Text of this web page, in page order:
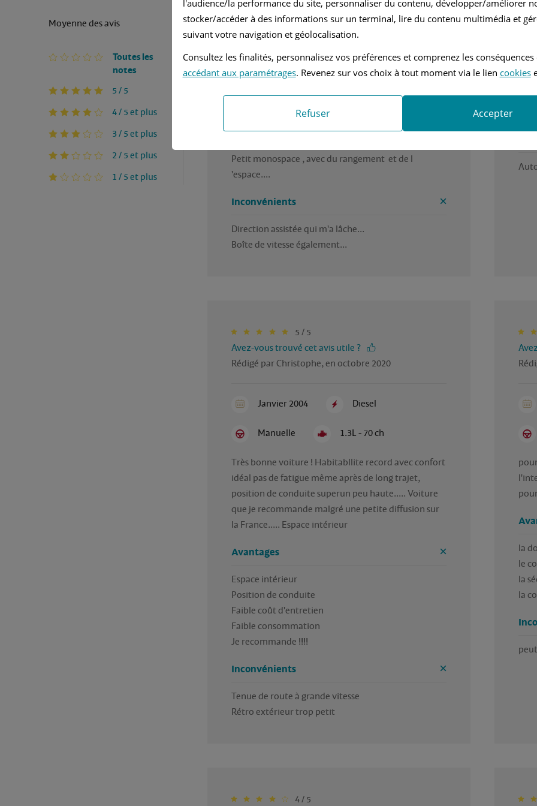
Moyenne des avis
Toutes les
notes
5 / 5
4 / 5 et plus
3 / 5 et plus
2 / 5 et plus
1 / 5 et plus
Manuelle
Un jolie petit monospace , fiable , économie
moyenne , .....,
Mon seul problème : direction assistée qui a durcie et
Avantages
Petit monospace , avec du rangement  et de l
'espace....
Inconvénients
Direction assistée qui m'a lâche...
Boîte de vitesse également...
Et
5 / 5
Avez-vous trouvé cet avis utile ?
Rédigé par Christophe, en octobre 2020
Janvier 2004 Diesel
Manuelle 1.3L - 70 ch
Très bonne voiture ! Habitabllite record avec confort
idéal pas de fatigue même après de long trajet,
position de conduite superun peu haute..... Voiture
que je recommande malgré une petite diffusion sur
la France..... Espace intérieur
Avantages
Espace intérieur
Position de conduite
Faible coût d'entretien
Faible consommation
Je recommande !!!!
Inconvénients
Tenue de route à grande vitesse
la
le
la
la
4 / 5
l'audience/la performance du site, personnaliser du contenu, développer/améliorer
stocker/accéder à des informations sur un terminal, lire du contenu multimédia et
suivant votre navigation et géolocalisation.
Consultez les finalités, personnalisez vos préférences et comprenez les
accédant aux paramétrages. Revenez sur vos choix à tout moment via le lien cookies
Refuser Accepter